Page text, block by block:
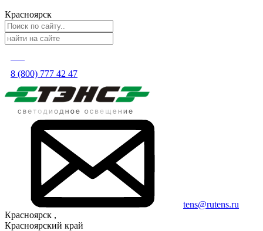
Красноярск
8 (800) 777 42 47
tens@rutens.ru
Красноярск ,
Красноярский край